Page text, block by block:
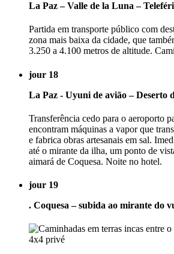
La Paz – Valle de la Luna –
Partida em transporte público com
zona mais baixa da cidade, que
3.250 a 4.100 metros de altitude.
jour 18
La Paz - Uyuni de avião – Deserto
Transferência cedo para o aeroporto
encontram máquinas a vapor que
e fabrica obras artesanais em sal.
até o mirante da ilha, um ponto de
aimará de Coquesa. Noite no hotel.
jour 19
. Coquesa – subida ao mirante do